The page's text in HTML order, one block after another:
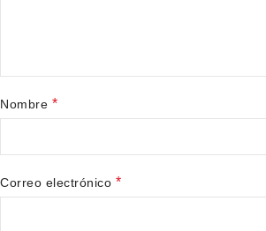
Nombre *
Correo electrónico *